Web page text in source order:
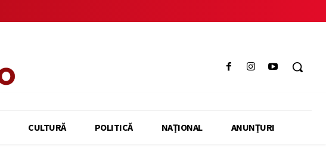
CULTURĂ POLITICĂ NAȚIONAL ANUNȚURI